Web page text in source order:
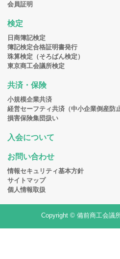
会員証明
検定
日商簿記検定
簿記検定合格証明書発行
珠算検定（そろばん検定）
東京商工会議所検定
共済・保険
小規模企業共済
経営セーフティ共済（中小企業倒産防
損害保険集団扱い
入会について
お問い合わせ
情報セキュリティ基本方針
サイトマップ
個人情報取扱
Copyright © 備前商工会議